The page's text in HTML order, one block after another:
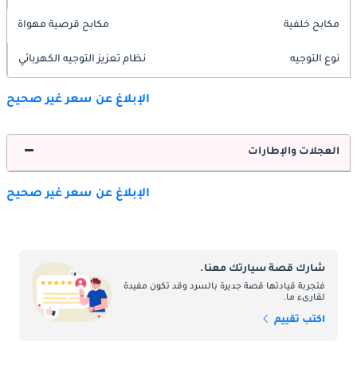
مكابح خلفية مكابح قرصية مهواة
نوع التوجيه نظام تعزيز التوجيه الكهربائي
الإبلاغ عن سعر غير صحيح
العجلات والإطارات
الإبلاغ عن سعر غير صحيح
شارك قصة سيارتك معنا.
فتجربة قيادتها قصة جديرة بالسرد وقد تكون مفيدة
لقارىء ما.
اكتب تقييم